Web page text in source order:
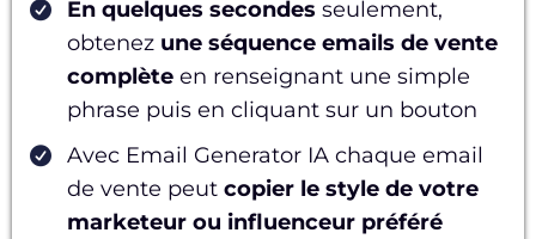
En quelques secondes seulement,
obtenez une séquence emails de vente
complète en renseignant une simple
phrase puis en cliquant sur un bouton
Avec Email Generator IA chaque email
de vente peut copier le style de votre
marketeur ou influenceur préféré